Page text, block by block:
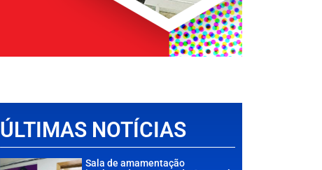
ÚLTIMAS NOTÍCIAS
Sala de amamentação